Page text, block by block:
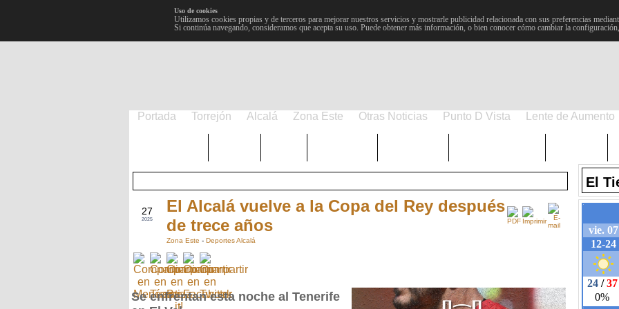
Uso de cookies
Utilizamos cookies propias y de terceros para mejorar nuestros servicios y mostrarle publicidad relacionada con sus preferencias
Si continúa navegando, consideramos que acepta su uso. Puede obtener más información, o bien conocer cómo cambiar la
Portada Torrejón Alcalá Zona Este Otras Noticias Punto D Vista Lente de Aumento
27
2025
El Alcalá vuelve a la Copa del Rey después
de trece años
Zona Este - Deportes Alcalá
Se enfrentan esta noche al Tenerife
El